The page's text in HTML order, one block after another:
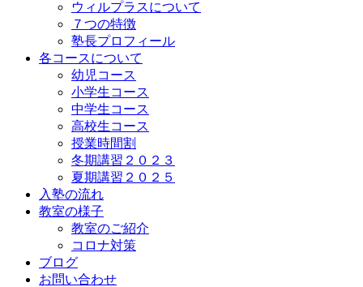
ウィルプラスについて
７つの特徴
塾長プロフィール
各コースについて
幼児コース
小学生コース
中学生コース
高校生コース
授業時間割
冬期講習２０２３
夏期講習２０２５
入塾の流れ
教室の様子
教室のご紹介
コロナ対策
ブログ
お問い合わせ